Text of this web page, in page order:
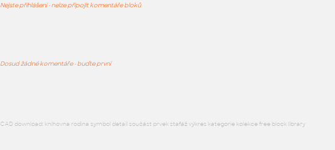
Nejste přihlášeni - nelze připojit komentáře bloků
Dosud žádné komentáře - buďte první
CAD download: knihovna rodina symbol detail součást prvek stafáž výkres kategorie kolekce free block library